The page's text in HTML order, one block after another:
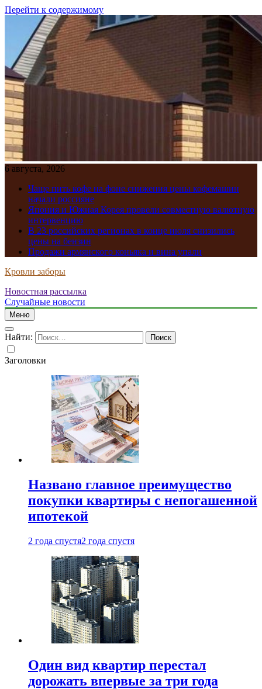
Перейти к содержимому
6 августа, 2026
Чаще пить кофе на фоне снижения цены кофемашин
начали россияне
Япония и Южная Корея провели совместную валютную
интервенцию
В 23 российских регионах в конце июля снизились
цены на бензин
Продажи армянского коньяка и вина упали
Кровли заборы
Новостная рассылка
Случайные новости
Меню
Найти:
Заголовки
Названо главное преимущество
покупки квартиры с непогашенной
ипотекой
2 года спустя2 года спустя
Один вид квартир перестал
дорожать впервые за три года